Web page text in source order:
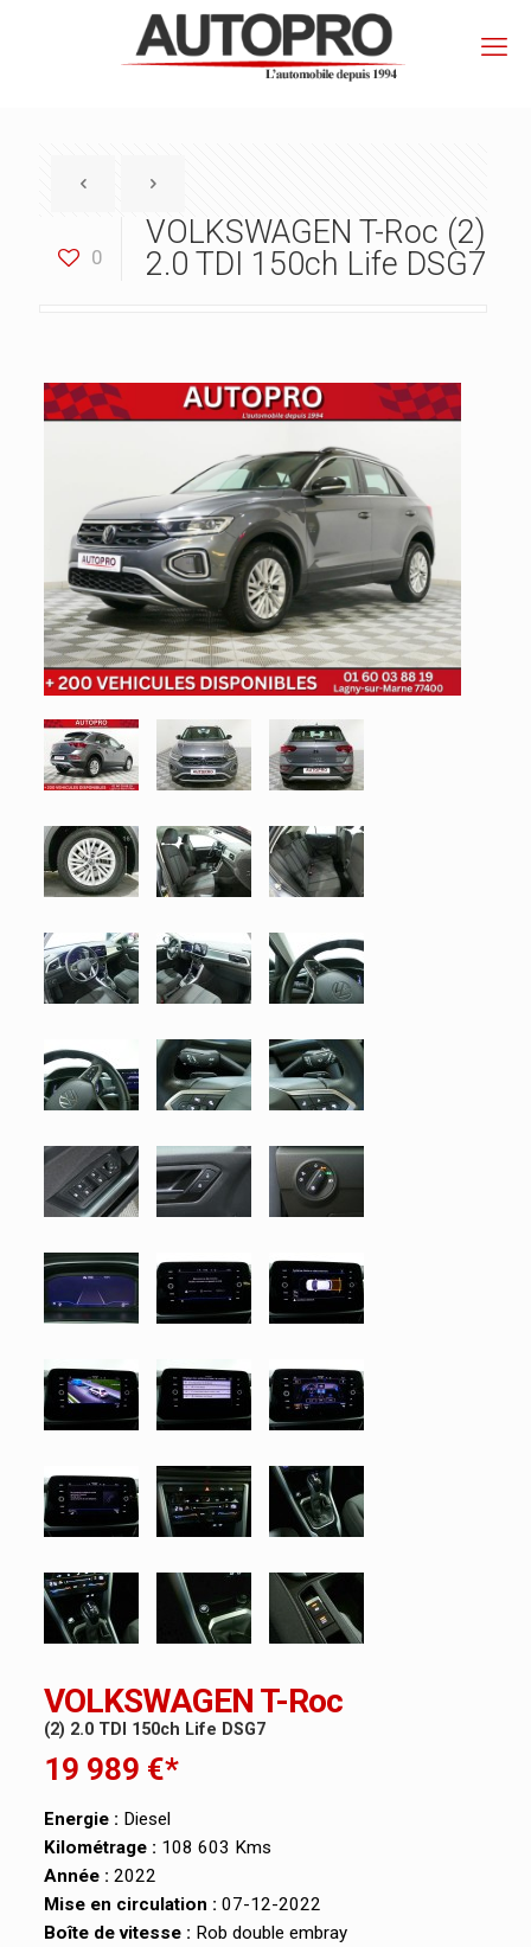
0
VOLKSWAGEN T-Roc (2)
2.0 TDI 150ch Life DSG7
VOLKSWAGEN T-Roc
(2) 2.0 TDI 150ch Life DSG7
19 989 €*
Energie : Diesel
Kilométrage : 108 603 Kms
Année : 2022
Mise en circulation : 07-12-2022
Boîte de vitesse : Rob double embray